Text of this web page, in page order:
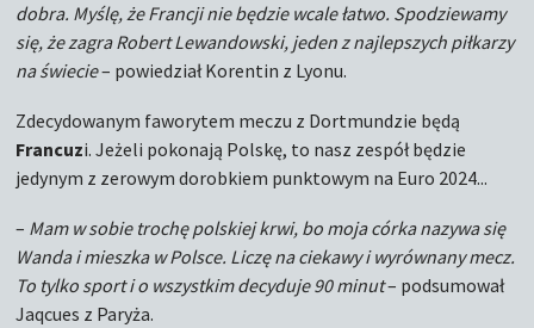
dobra. Myślę, że Francji nie będzie wcale łatwo. Spodziewamy
się, że zagra Robert Lewandowski, jeden z najlepszych piłkarzy
na świecie– powiedział Korentin z Lyonu.
Zdecydowanym faworytem meczu z Dortmundzie będą
Francuzi. Jeżeli pokonają Polskę, to nasz zespół będzie
jedynym z zerowym dorobkiem punktowym na Euro 2024...
– Mam w sobie trochę polskiej krwi, bo moja córka nazywa się
Wanda i mieszka w Polsce. Liczę na ciekawy i wyrównany mecz.
To tylko sport i o wszystkim decyduje 90 minut– podsumował
Jaqcues z Paryża.